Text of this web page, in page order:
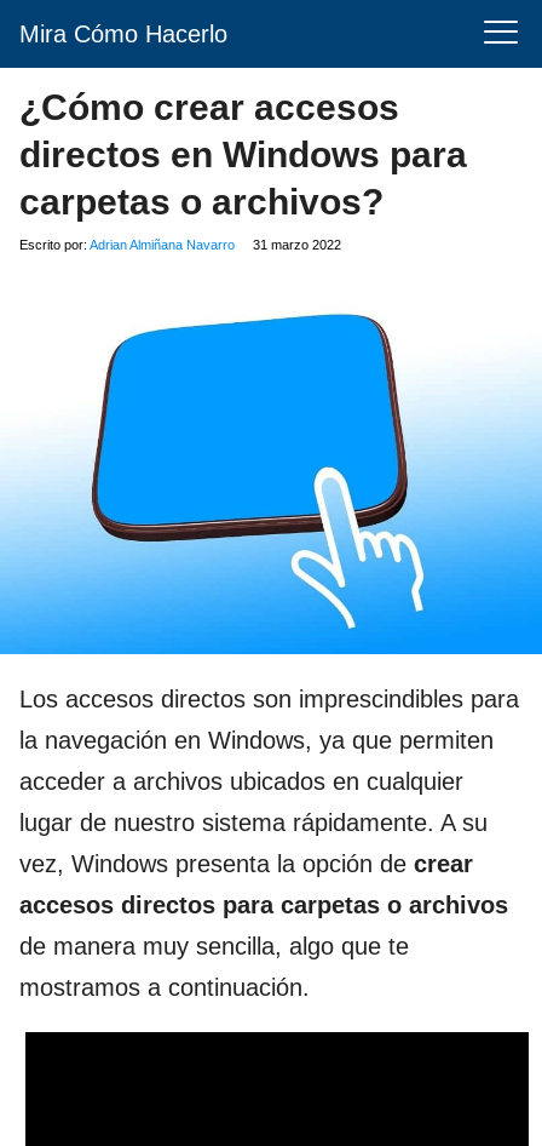
Mira Cómo Hacerlo
¿Cómo crear accesos
directos en Windows para
carpetas o archivos?
Escrito por: Adrian Almiñana Navarro 31 marzo 2022
Los accesos directos son imprescindibles para
la navegación en Windows, ya que permiten
acceder a archivos ubicados en cualquier
lugar de nuestro sistema rápidamente. A su
vez, Windows presenta la opción de crear
accesos directos para carpetas o archivos
de manera muy sencilla, algo que te
mostramos a continuación.